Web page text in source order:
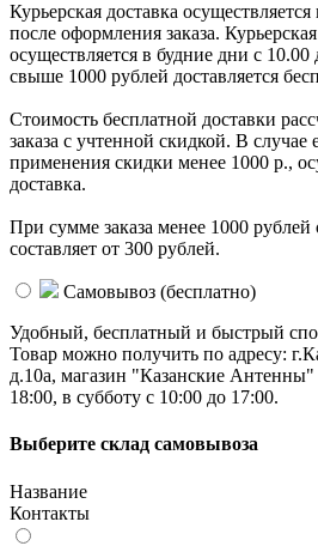
Курьерская доставка
после оформления заказа.
осуществляется в будние дни с
свыше 1000 рублей доставляется
Стоимость бесплатной доставки
заказа с учтенной скидкой. В случае
применения скидки менее 1000 р.,
доставка.
При сумме заказа менее 1000 рублей
составляет от 300 рублей.
Самовывоз (бесплатно)
Удобный, бесплатный и быстрый
Товар можно получить по адресу:
д.10а, магазин "Казанские
18:00, в субботу с 10:00 до 17:00.
Выберите склад самовывоза
Название
Контакты